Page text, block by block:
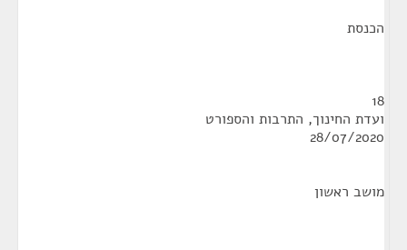
הכנסת
18
ועדת החינוך, התרבות והספורט
28/07/2020
מושב ראשון